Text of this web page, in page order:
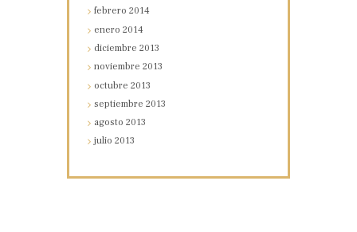
febrero2014
enero2014
diciembre2013
noviembre2013
octubre2013
septiembre2013
agosto2013
julio2013